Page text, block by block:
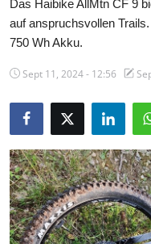
Bike Zubehör
Bike Technik
Bike-Touren
Kaufberatung
Das Haibike AllMtn CF 9
auf anspruchsvollen
750 Wh Akku.
Sept 11, 2024 - 12:56